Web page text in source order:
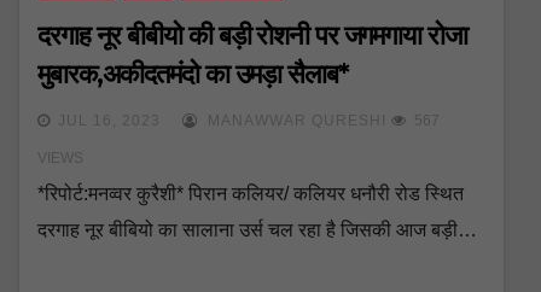
दरगाह नूर बीबीयो की बड़ी रोशनी पर जगमगाया रोजा
मुबारक,अकीदतमंदो का उमड़ा सैलाब*
JUL 16, 2023 MANAWWAR QURESHI 567
VIEWS
*रिपोर्ट:मनव्वर कुरैशी* पिरान कलियर/ कलियर धनौरी रोड स्थित
दरगाह नूर बीबियो का सालाना उर्स चल रहा है जिसकी आज बड़ी…